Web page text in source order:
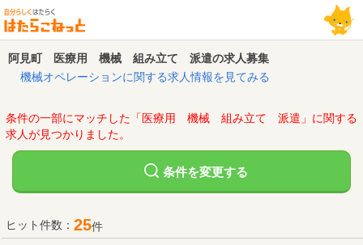
阿見町 医療用 機械 組み立て 派遣の求人募集
機械オペレーションに関する求人情報を見てみる
条件の一部にマッチした「医療用 機械 組み立て 派遣」に関する
求人が見つかりました。
条件を変更する
ヒット件数： 25件